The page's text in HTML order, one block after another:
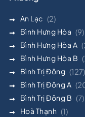
An Lạc (2)
Bình Hưng Hòa (9)
Bình Hưng Hòa A
Bình Hưng Hòa B
Bình Trị Đông (127)
Bình Trị Đông A
Bình Trị Đông B (7)
Hoà Thạnh (1)